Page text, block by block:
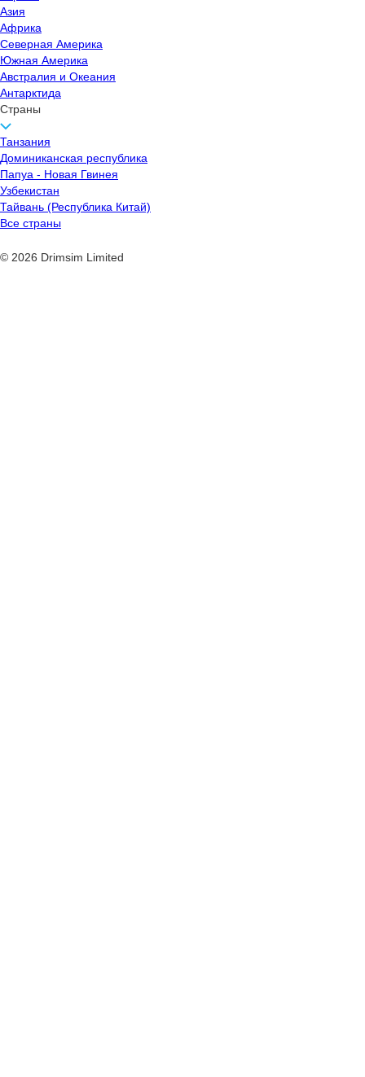
Азия
Африка
Северная Америка
Южная Америка
Австралия и Океания
Антарктида
Страны
Танзания
Доминиканская республика
Папуа - Новая Гвинея
Узбекистан
Тайвань (Республика Китай)
Все страны
© 2026 Drimsim Limited